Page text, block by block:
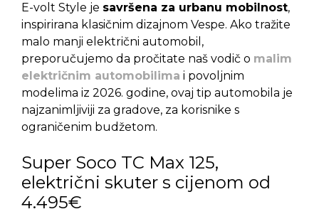
E-volt Style je savršena za urbanu mobilnost,
inspirirana klasičnim dizajnom Vespe. Ako tražite
malo manji električni automobil,
preporučujemo da pročitate naš vodič o malim
električnim automobilima i povoljnim
modelima iz 2026. godine, ovaj tip automobila je
najzanimljiviji za gradove, za korisnike s
ograničenim budžetom.
Super Soco TC Max 125,
električni skuter s cijenom od
4.495€